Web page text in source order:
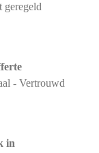
geregeld
- Vertrouwd
in